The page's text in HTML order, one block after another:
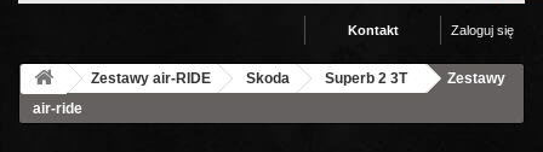
Zaloguj się
Kontakt
Zestawy air-RIDE Skoda Superb 2 3T
Zestawy
air-ride